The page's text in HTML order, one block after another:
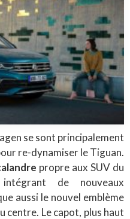
se sont principalement
re-dynamiser le Tiguan.
propre aux SUV du
de nouveaux
aussi le nouvel emblème
centre. Le capot, plus haut